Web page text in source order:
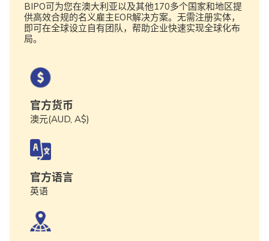
BIPO可为您在澳大利亚以及其他170多个国家和地区提
供高效合规的名义雇主EOR解决方案。无需注册实体，
即可在全球设立自有团队，帮助企业快速实现全球化布
局。
官方货币
澳元(AUD, A$)
官方语言
英语